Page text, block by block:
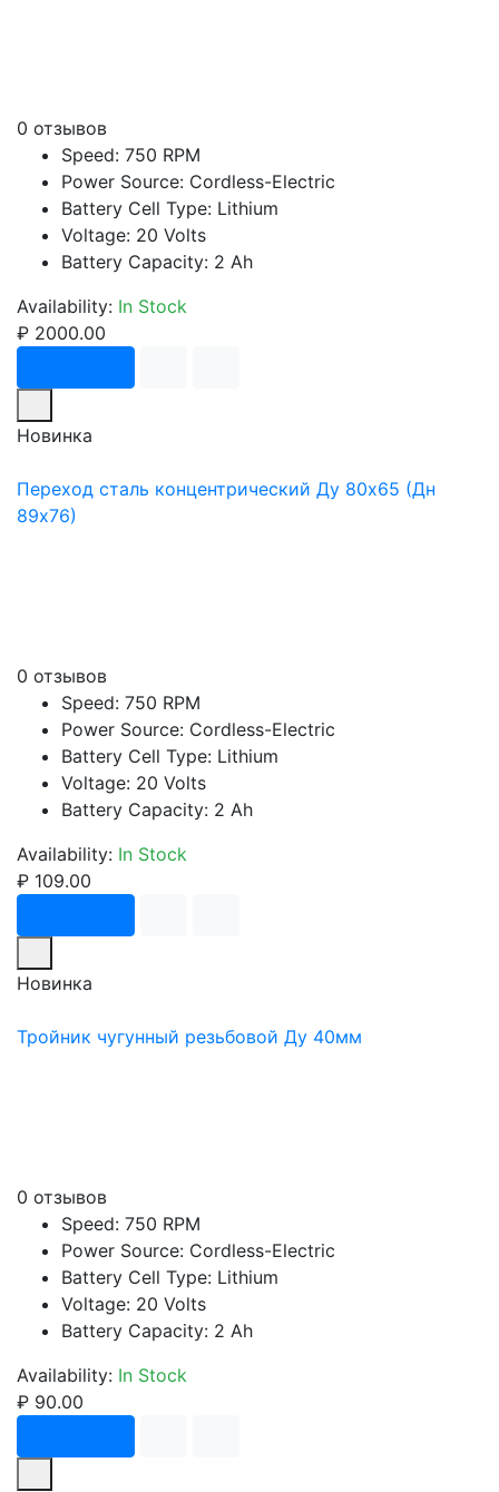
0 отзывов
Speed: 750 RPM
Power Source: Cordless-Electric
Battery Cell Type: Lithium
Voltage: 20 Volts
Battery Capacity: 2 Ah
Availability: In Stock
₽ 2000.00
Новинка
Переход сталь концентрический Ду 80х65 (Дн
89х76)
0 отзывов
Speed: 750 RPM
Power Source: Cordless-Electric
Battery Cell Type: Lithium
Voltage: 20 Volts
Battery Capacity: 2 Ah
Availability: In Stock
₽ 109.00
Новинка
Тройник чугунный резьбовой Ду 40мм
0 отзывов
Speed: 750 RPM
Power Source: Cordless-Electric
Battery Cell Type: Lithium
Voltage: 20 Volts
Battery Capacity: 2 Ah
Availability: In Stock
₽ 90.00